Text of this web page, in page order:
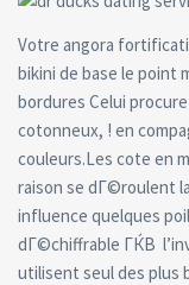
Votre angora
bikini de base le point
bordures Celui
cotonneux, ! en
couleurs.Les cote en
raison se dГ©roulent
influence quelques
dГ©chiffrable ГЌВ
utilisent seul des plus